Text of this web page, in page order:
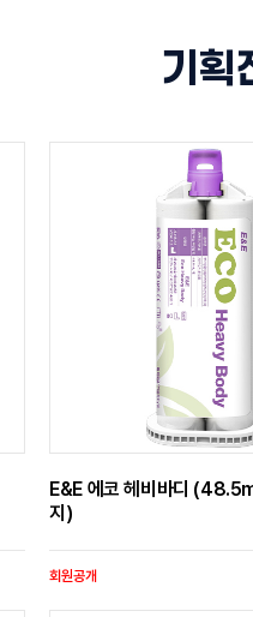
기획
E&E 에코 헤비바디
지)
회원공개